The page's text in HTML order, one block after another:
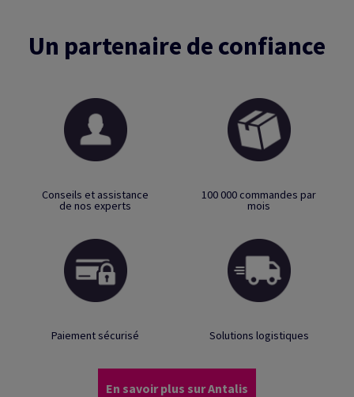
Un partenaire de confiance
Conseils et assistance
de nos experts
100 000 commandes par
mois
Paiement sécurisé Solutions logistiques
En savoir plus sur Antalis